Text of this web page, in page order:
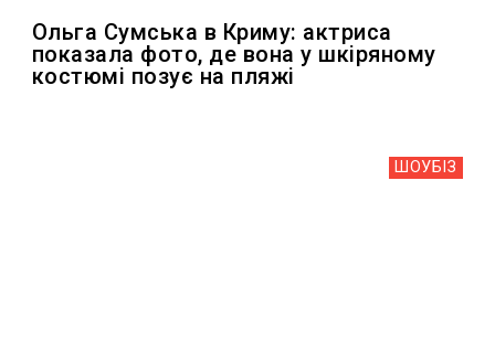
Ольга Сумська в Криму: актриса
показала фото, де вона у шкіряному
костюмі позує на пляжі
ШОУБIЗ